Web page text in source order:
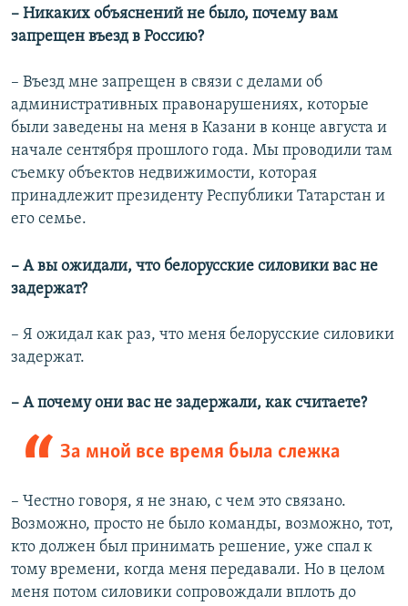
–​ Никаких объяснений не было, почему вам
запрещен въезд в Россию?
– Въезд мне запрещен в связи с делами об
административных правонарушениях, которые
были заведены на меня в Казани в конце августа и
начале сентября прошлого года. Мы проводили там
съемку объектов недвижимости, которая
принадлежит президенту Республики Татарстан и
его семье.
–​ А вы ожидали, что белорусские силовики вас не
задержат?
– Я ожидал как раз, что меня белорусские силовики
задержат.
– А почему они вас не задержали, как считаете?
За мной все время была слежка
– Честно говоря, я не знаю, с чем это связано.
Возможно, просто не было команды, возможно, тот,
кто должен был принимать решение, уже спал к
тому времени, когда меня передавали. Но в целом
меня потом силовики сопровождали вплоть до